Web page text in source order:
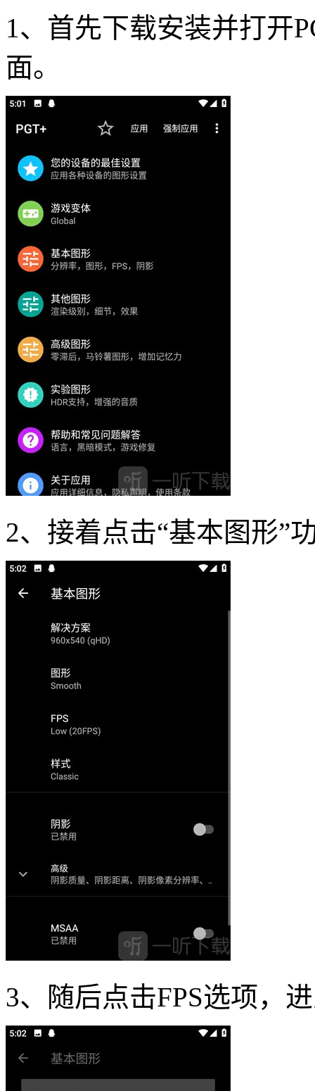
1、首先下载安装并打开
面。
2、接着点击“基本图形”
3、随后点击FPS选项，